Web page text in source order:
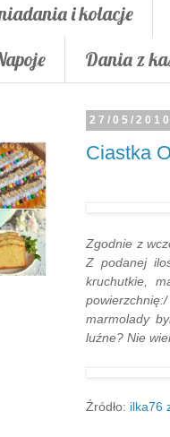
i kolacje
Dania z
27/05/
Ciastka
Zgodnie z
Z podanej
kruchutkie,
marmolady
luźne? Nie
Źródło: ilka76